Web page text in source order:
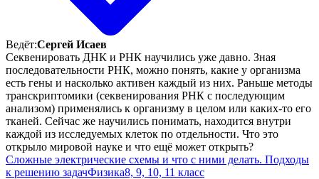
Ведёт:Сергей Исаев
Секвенировать ДНК и РНК научились уже давно. Зная
последовательности РНК, можно понять, какие у организма
есть гены и насколько активен каждый из них. Раньше методы
транскриптомики (секвенирования РНК с последующим
анализом) применялись к организму в целом или каких-то его
тканей. Сейчас же научились понимать, находится внутри
каждой из исследуемых клеток по отдельности. Что это
открыло мировой науке и что ещё может открыть?
Сложные электрические схемы и что с ними делать. Подходы
к решению задачФизика8, 9, 10, 11 класс